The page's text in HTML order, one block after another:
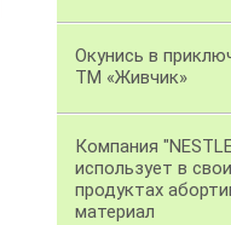
Окунись в
ТМ «Живчик»
Компания
использует в
продуктах
материал